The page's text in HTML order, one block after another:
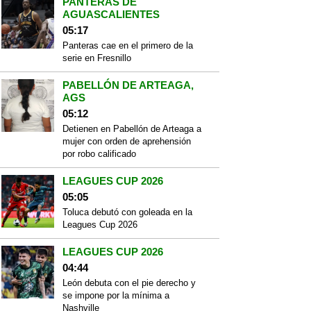
AGUASCALIENTES
05:17
Panteras cae en el primero de la
serie en Fresnillo
PABELLÓN DE ARTEAGA,
AGS
05:12
Detienen en Pabellón de Arteaga a
mujer con orden de aprehensión
por robo calificado
LEAGUES CUP 2026
05:05
Toluca debutó con goleada en la
Leagues Cup 2026
LEAGUES CUP 2026
04:44
León debuta con el pie derecho y
se impone por la mínima a
Nashville